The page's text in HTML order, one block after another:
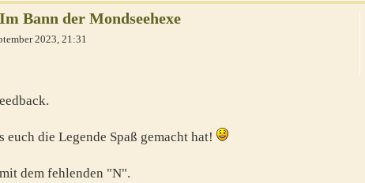
Bann der Mondseehexe
2023, 21:31
euch die Legende Spaß gemacht hat!
dem fehlenden "N".